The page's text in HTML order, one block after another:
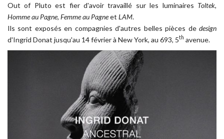
Out of Pluto est fier d'avoir travaillé sur les luminaires Toltek,
Homme au Pagne, Femme au Pagneet LAM.
Ils sont exposés en compagnies d'autres belles pièces de design
d'Ingrid Donat jusqu'au 14 février à New York, au 693, 5th avenue.